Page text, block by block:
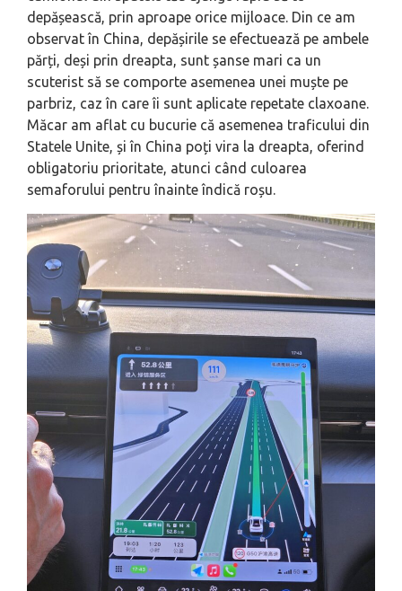
depășească, prin aproape orice mijloace. Din ce am
observat în China, depășirile se efectuează pe ambele
părți, deși prin dreapta, sunt șanse mari ca un
scuterist să se comporte asemenea unei muște pe
parbriz, caz în care îi sunt aplicate repetate claxoane.
Măcar am aflat cu bucurie că asemenea traficului din
Statele Unite, și în China poți vira la dreapta, oferind
obligatoriu prioritate, atunci când culoarea
semaforului pentru înainte îndică roșu.